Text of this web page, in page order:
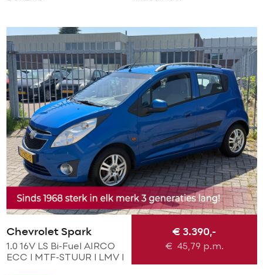
Chevrolet Spark
1.0 16V LS Bi-Fuel AIRCO
ECC l MTF-STUUR l LMV l
€ 3.390,-
€ 45,79 p.m.